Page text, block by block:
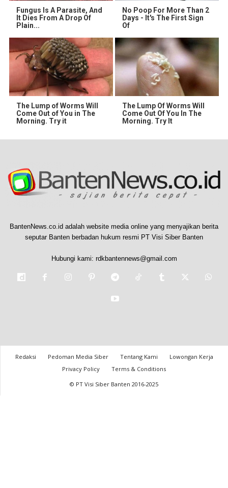
Fungus Is A Parasite, And
It Dies From A Drop Of
Plain...
No Poop For More Than 2
Days - It's The First Sign
Of
The Lump of Worms Will
Come Out of You in The
Morning. Try it
The Lump Of Worms Will
Come Out Of You In The
Morning. Try It
BantenNews.co.id adalah website media online yang menyajikan berita
seputar Banten berbadan hukum resmi PT Visi Siber Banten
Hubungi kami: rdkbantennews@gmail.com
Redaksi Pedoman Media Siber Tentang Kami
Lowongan Kerja
Privacy Policy
Terms & Conditions
© PT Visi Siber Banten 2016-2025